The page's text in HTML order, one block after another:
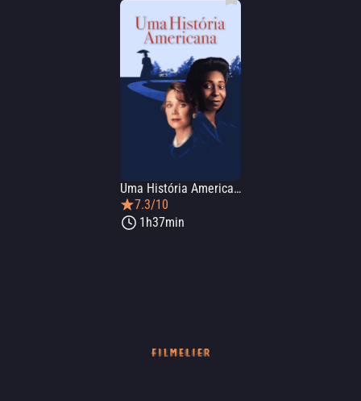
Uma História Americana
7.3/10
1h37min